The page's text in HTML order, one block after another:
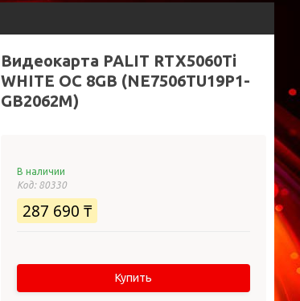
Видеокарта PALIT RTX5060Ti
WHITE OC 8GB (NE7506TU19P1-
GB2062M)
В наличии
Код: 80330
287 690 ₸
Купить